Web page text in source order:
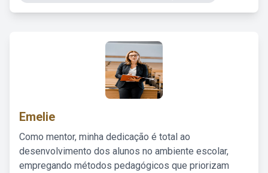
Emelie
Como mentor, minha dedicação é total ao
desenvolvimento dos alunos no ambiente escolar,
empregando métodos pedagógicos que priorizam